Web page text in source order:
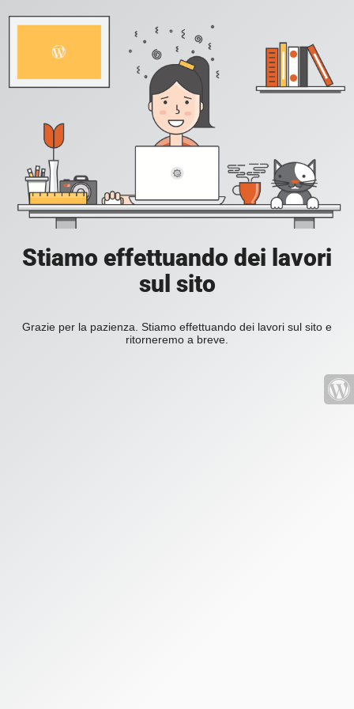
Stiamo effettuando dei lavori
sul sito
Grazie per la pazienza. Stiamo effettuando dei lavori sul sito e
ritorneremo a breve.